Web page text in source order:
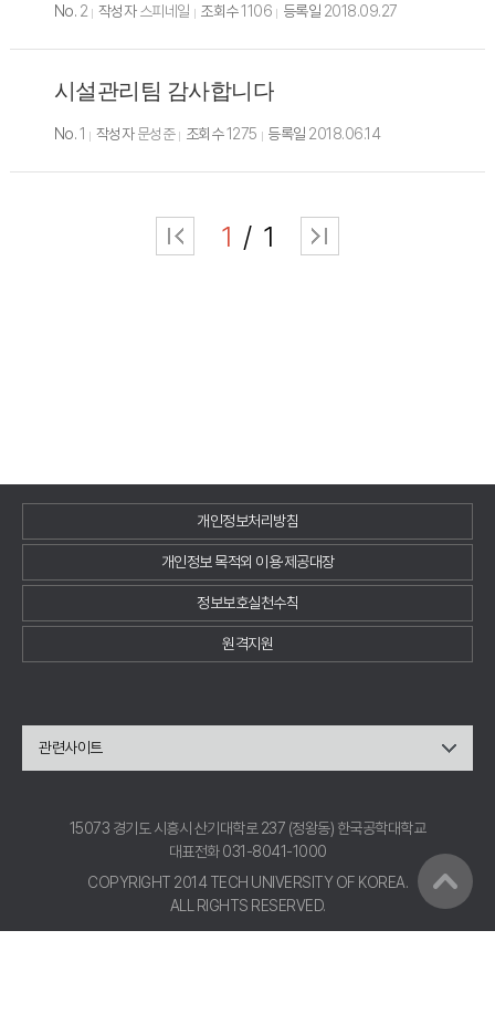
No. 2 작성자 스피네일 조회수1106 등록일 2018.09.27
시설관리팀 감사합니다
No.1 작성자 문성준 조회수1275 등록일 2018.06.14
1 1
개인정보처리방침
개인정보 목적외 이용·제공대장
정보보호실천수칙
원격지원
관련사이트
15073 경기도 시흥시 산기대학로 237 (정왕동) 한국공학대학교
대표전화 031-8041-1000
COPYRIGHT 2014 TECH UNIVERSITY OF KOREA.
ALL RIGHTS RESERVED.